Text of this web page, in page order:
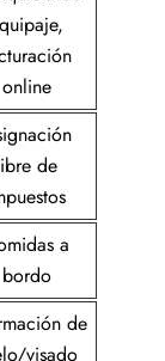
online
de
a
bordo
de
visado